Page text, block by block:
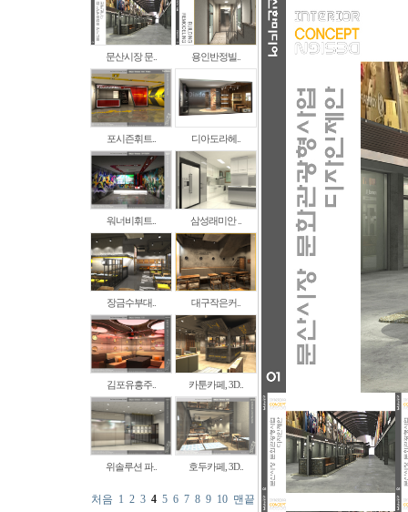
문산시장 문.. 용인반정빌..
포시즌휘트.. 디아도라헤..
워너비휘트.. 삼성래미안 ..
장금수부대.. 대구작은커..
김포유흥주.. 카툰카페, 3D..
위솔루션 파.. 호두카페, 3D..
처음 1 2 3 4 5 6 7 8 9 10 맨끝